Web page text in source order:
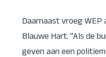
Daarnaast vroeg
Blauwe Hart. "Als de
geven aan een